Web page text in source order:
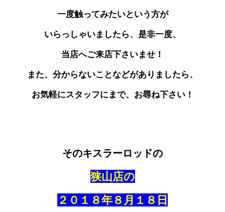
一度触ってみたいという方が
いらっしゃいましたら、是非一度、
当店へご来店下さいませ！
また、分からないことなどがありましたら、
お気軽にスタッフにまで、お尋ね下さい！
そのキスラーロッドの
狭山店の
２０１８年８月１８日